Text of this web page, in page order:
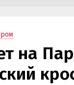
на